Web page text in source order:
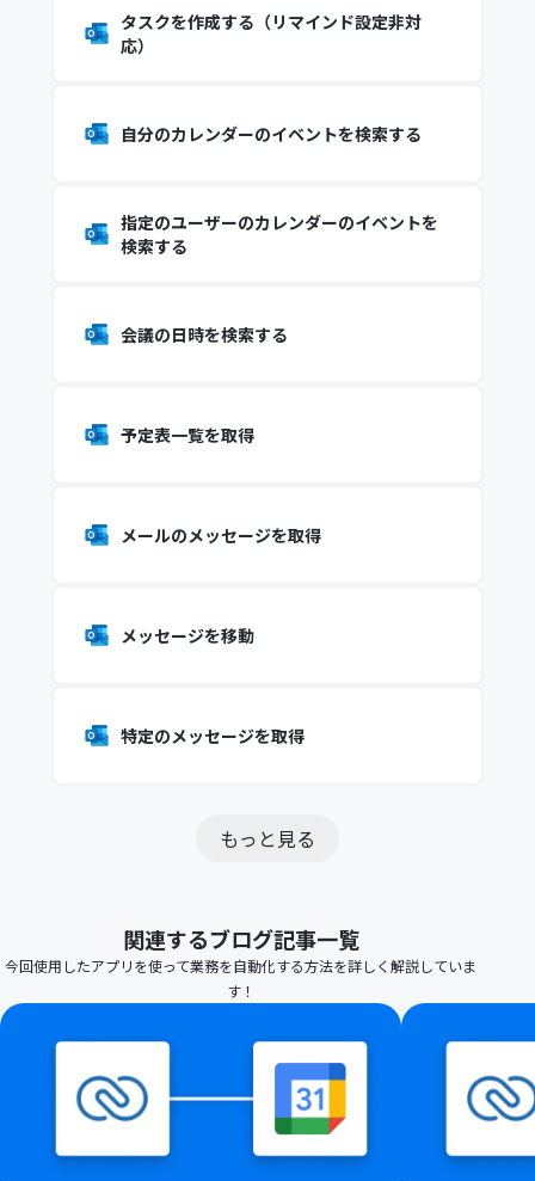
タスクを作成する（リマインド設定非対
応）
自分のカレンダーのイベントを検索する
指定のユーザーのカレンダーのイベントを
検索する
会議の日時を検索する
予定表一覧を取得
メールのメッセージを取得
メッセージを移動
特定のメッセージを取得
もっと見る
関連するブログ記事一覧
今回使用したアプリを使って業務を自動化する方法を詳しく解説していま
す！